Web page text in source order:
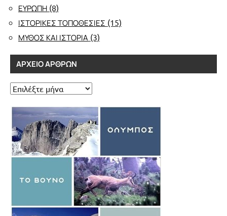
ΕΥΡΩΠΗ (8)
ΙΣΤΟΡΙΚΕΣ ΤΟΠΟΘΕΣΙΕΣ (15)
ΜΥΘΟΣ ΚΑΙ ΙΣΤΟΡΙΑ (3)
ΑΡΧΕΊΟ ΆΡΘΡΩΝ
Αρχείο